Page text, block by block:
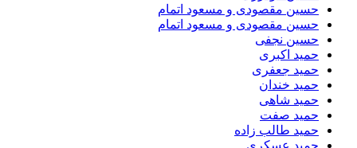
حسین مقصودى و مسعود اتمام
حسین مقصودی و مسعود اتمام
حسین نجفی
حمید اکبری
حمید جعفری
حمید خندان
حمید شاهی
حمید صفت
حمید طالب زاده
حمید عسکری